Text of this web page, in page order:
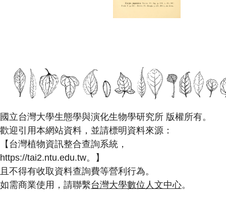
國立台灣大學生態學與演化生物學研究所 版權所有。
歡迎引用本網站資料，並請標明資料來源：
【台灣植物資訊整合查詢系統，
https://tai2.ntu.edu.tw。】
且不得有收取資料查詢費等營利行為。
如需商業使用，請聯繫台灣大學數位人文中心。